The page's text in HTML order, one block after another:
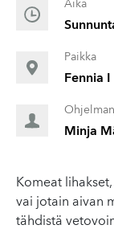
Aika
Paikka
Fennia I
Minja
Komeat
vai jotain aivan
tähdistä